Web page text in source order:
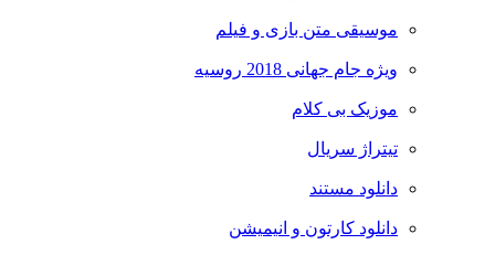
موسیقی متن بازی و فیلم
ویژه جام جهانی 2018 روسیه
موزیک بی کلام
تیتراژ سریال
دانلود مستند
دانلود کارتون و انیمیشن